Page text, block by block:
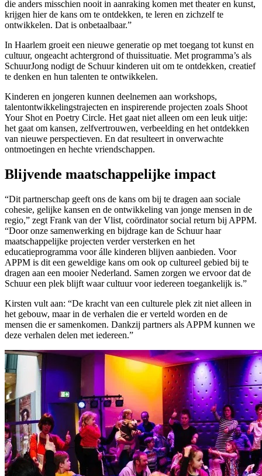
die anders misschien nooit in aanraking komen met theater en kunst,
krijgen hier de kans om te ontdekken, te leren en zichzelf te
ontwikkelen. Dat is onbetaalbaar.”
In Haarlem groeit een nieuwe generatie op met toegang tot kunst en
cultuur, ongeacht achtergrond of thuissituatie. Met programma’s als
SchuurJong nodigt de Schuur kinderen uit om te ontdekken, creatief
te denken en hun talenten te ontwikkelen.
Kinderen en jongeren kunnen deelnemen aan workshops,
talentontwikkelingstrajecten en inspirerende projecten zoals Shoot
Your Shot en Poetry Circle. Het gaat niet alleen om een leuk uitje:
het gaat om kansen, zelfvertrouwen, verbeelding en het ontdekken
van nieuwe perspectieven. En dat resulteert in onverwachte
ontmoetingen en hechte vriendschappen.
Blijvende maatschappelijke impact
“Dit partnerschap geeft ons de kans om bij te dragen aan sociale
cohesie, gelijke kansen en de ontwikkeling van jonge mensen in de
regio,” zegt Frank van der Vlist, coördinator social return bij APPM.
“Door onze samenwerking en bijdrage kan de Schuur haar
maatschappelijke projecten verder versterken en het
educatieprogramma voor álle kinderen blijven aanbieden. Voor
APPM is dit een geweldige kans om ook op cultureel gebied bij te
dragen aan een mooier Nederland. Samen zorgen we ervoor dat de
Schuur een plek blijft waar cultuur voor iedereen toegankelijk is.”
Kirsten vult aan: “De kracht van een culturele plek zit niet alleen in
het gebouw, maar in de verhalen die er verteld worden en de
mensen die er samenkomen. Dankzij partners als APPM kunnen we
deze verhalen delen met iedereen.”